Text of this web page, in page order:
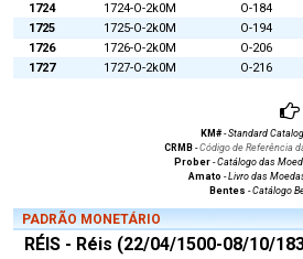
1724 1724-O-2k0M O-184
1725
1725-O-2k0M O-194
1726
1726-O-2k0M O-206
1727
1727-O-2k0M O-216
KM#-Standard
CRMB -Código de Referência
Prober -Catálogo das
Amato -Livro das
Bentes -Catálogo
PADRÃO MONETÁRIO
RÉIS - Réis (22/04/1500-08/10/